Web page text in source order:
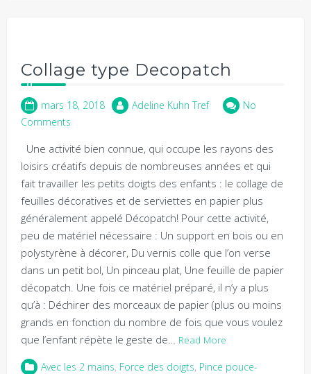
Collage type Decopatch
mars 18, 2018 Adeline Kuhn Tref
No
Comments
Une activité bien connue, qui occupe les rayons des
loisirs créatifs depuis de nombreuses années et qui
fait travailler les petits doigts des enfants : le collage de
feuilles décoratives et de serviettes en papier plus
généralement appelé Décopatch! Pour cette activité,
peu de matériel nécessaire : Un support en bois ou en
polystyrène à décorer, Du vernis colle que l’on verse
dans un petit bol, Un pinceau plat, Une feuille de papier
décopatch. Une fois ce matériel préparé, il n’y a plus
qu’à : Déchirer des morceaux de papier (plus ou moins
grands en fonction du nombre de fois que vous voulez
que l’enfant répète le geste de… Read More
Avec les 2 mains, Force des doigts, Pince pouce-